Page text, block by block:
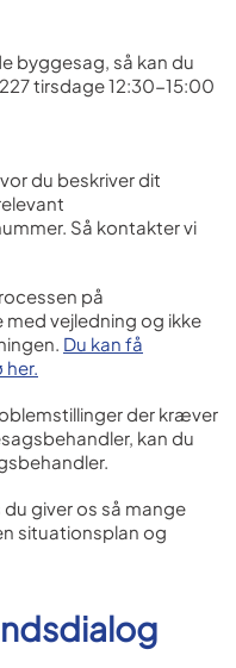
byggesag, så kan du
tirsdage 12:30-15:00
du beskriver dit
Så kontakter vi
på
med vejledning og ikke
Du kan få
her.
der kræver
kan du
giver os så mange
situationsplan og